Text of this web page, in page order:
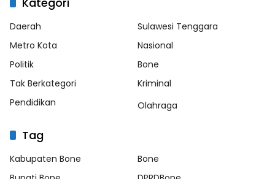
Daerah
Sulawesi Tenggara
Metro Kota
Nasional
Politik
Bone
Tak Berkategori
Kriminal
Pendidikan
Olahraga
Tag
Kabupaten Bone
Bone